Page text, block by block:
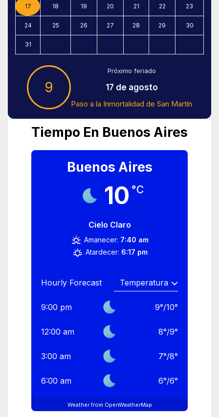
17 18 19 20 21 22 23
24 25 26 27 28 29 30
31
9
Próximo feriado
17 de agosto
Paso a la Inmortalidad de San Martín
Tiempo En Buenos Aires
Buenos Aires
10 °C
Cielo Claro
Amanecer: 7:40 am
Atardecer: 6:17 pm
Hourly Forecast
9:00 pm 9°/10°
12:00 am 8°/9°
3:00 am 7°/8°
6:00 am 6°/6°
Weather from OpenWeatherMap